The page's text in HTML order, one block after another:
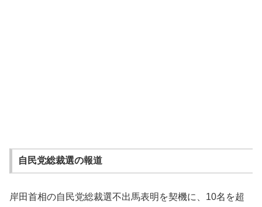
自民党総裁選の報道
岸田首相の自民党総裁選不出馬表明を契機に、10名を超